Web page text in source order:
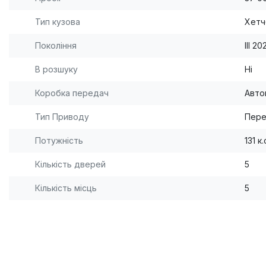
Тип кузова
Покоління III
В розшуку Ні
Коробка передач
Тип Приводу
Потужність 131
Кількість дверей 5
Кількість місць 5